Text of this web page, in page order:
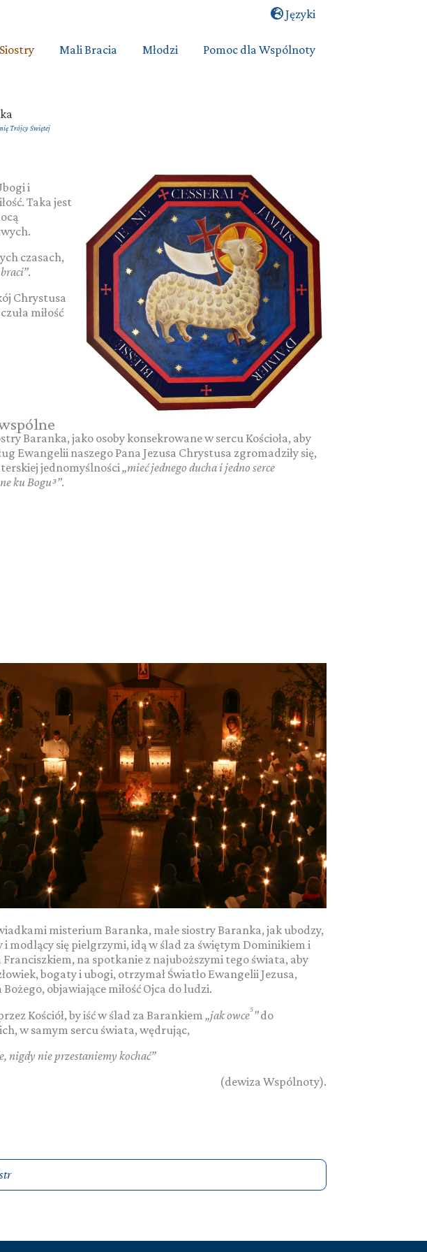
Języki
Mali Bracia Młodzi Pomoc dla Wspólnoty
Trójcy Świętej
i
Taka jest
czasach,
.
Chrystusa
miłość
Baranka, jako osoby konsekrowane w sercu Kościoła, aby
Ewangelii naszego Pana Jezusa Chrystusa zgromadziły się,
jednomyślności „mieć jednego ducha i jedno serce
ku Bogu³”.
misterium Baranka, małe siostry Baranka, jak ubodzy,
i modlący się pielgrzymi, idą w ślad za świętym Dominikiem i
Franciszkiem, na spotkanie z najuboższymi tego świata, aby
bogaty i ubogi, otrzymał Światło Ewangelii Jezusa,
objawiające miłość Ojca do ludzi.
Kościół, by iść w ślad za Barankiem „jak owce⁵”do
w samym sercu świata, wędrując,
nigdy nie przestaniemy kochać”
(dewiza Wspólnoty).